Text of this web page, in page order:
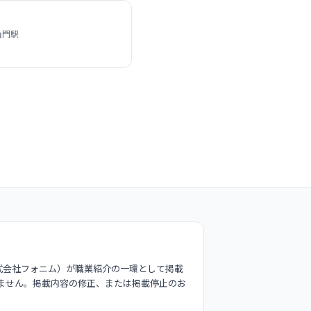
駅
社フォニム）が職業紹介の一環として掲載
ん。掲載内容の修正、または掲載停止のお